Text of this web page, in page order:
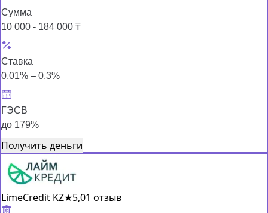
Сумма
10 000 - 184 000 ₸
Ставка
0,01% – 0,3%
ГЭСВ
до 179%
Получить деньги
LimeCredit KZ★5,01 отзыв